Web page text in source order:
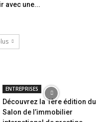
avec une...
ENTREPRISES
Découvrez la 1ère édition du
Salon de l’immobilier